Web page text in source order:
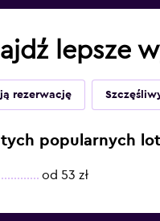
lepsze
rezerwację
popularnych
od 53 zł